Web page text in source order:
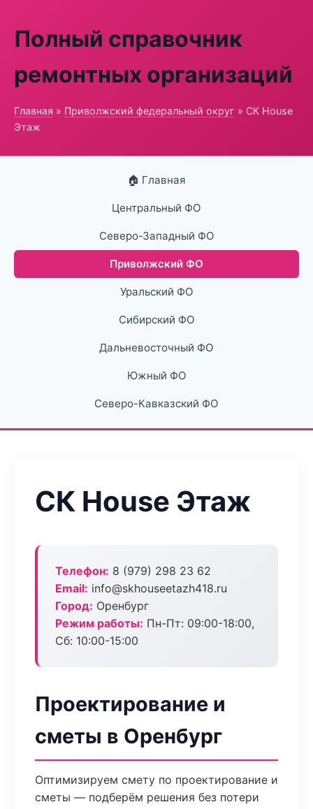
Полный справочник
ремонтных организаций
Главная » Приволжский федеральный округ » СК House
Этаж
🏠 Главная
Центральный ФО
Северо-Западный ФО
Приволжский ФО
Уральский ФО
Сибирский ФО
Дальневосточный ФО
Южный ФО
Северо-Кавказский ФО
СК House Этаж
Телефон: 8 (979) 298 23 62
Email: info@skhouseetazh418.ru
Город: Оренбург
Режим работы: Пн-Пт: 09:00-18:00,
Сб: 10:00-15:00
Проектирование и
сметы в Оренбург
Оптимизируем смету по проектирование и
сметы — подберём решения без потери